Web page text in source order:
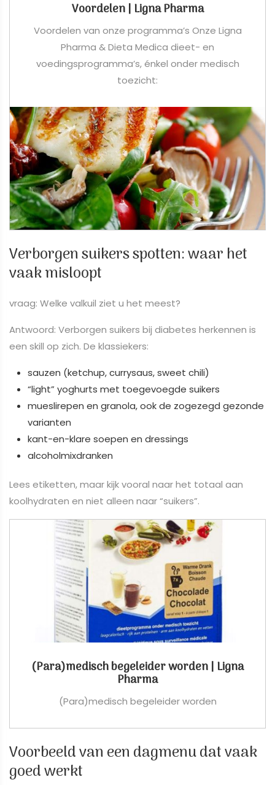
Voordelen | Ligna Pharma
Voordelen van onze programma’s Onze Ligna
Pharma & Dieta Medica dieet- en
voedingsprogramma’s, énkel onder medisch
toezicht:
Verborgen suikers spotten: waar het
vaak misloopt
vraag: Welke valkuil ziet u het meest?
Antwoord: Verborgen suikers bij diabetes herkennen is
een skill op zich. De klassiekers:
sauzen (ketchup, currysaus, sweet chili)
“light” yoghurts met toegevoegde suikers
mueslirepen en granola, ook de zogezegd gezonde
varianten
kant-en-klare soepen en dressings
alcoholmixdranken
Lees etiketten, maar kijk vooral naar het totaal aan
koolhydraten en niet alleen naar “suikers”.
(Para)medisch begeleider worden | Ligna
Pharma
(Para)medisch begeleider worden
Voorbeeld van een dagmenu dat vaak
goed werkt